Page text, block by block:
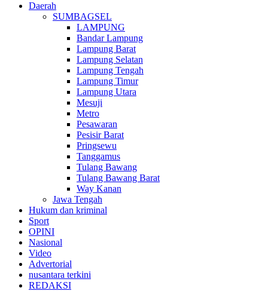
Daerah
SUMBAGSEL
LAMPUNG
Bandar Lampung
Lampung Barat
Lampung Selatan
Lampung Tengah
Lampung Timur
Lampung Utara
Mesuji
Metro
Pesawaran
Pesisir Barat
Pringsewu
Tanggamus
Tulang Bawang
Tulang Bawang Barat
Way Kanan
Jawa Tengah
Hukum dan kriminal
Sport
OPINI
Nasional
Video
Advertorial
nusantara terkini
REDAKSI